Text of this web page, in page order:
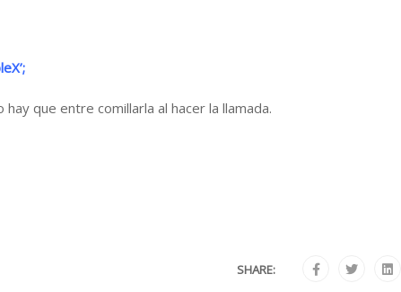
que entre comillarla al hacer la llamada.
SHARE: